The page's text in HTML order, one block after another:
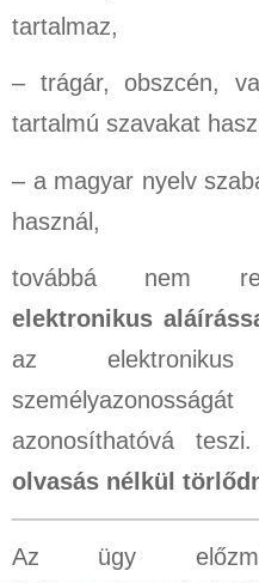
tartalmaz,
– trágár, obszcén,
tartalmú szavakat
– a magyar nyelv
használ,
továbbá nem
elektronikus
az
azonosíthatóvá teszi.
olvasás nélkül
Az ügy